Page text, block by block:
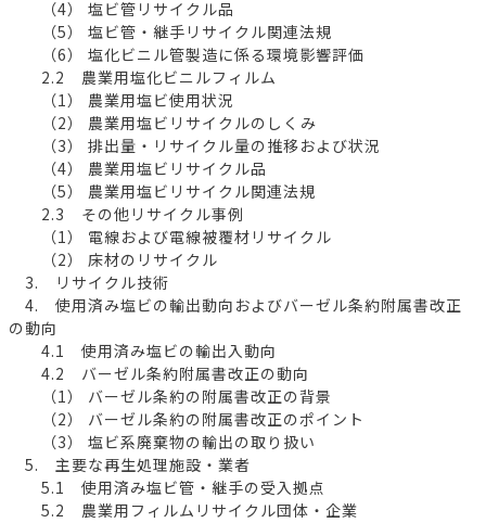
（4） 塩ビ管リサイクル品
（5） 塩ビ管・継手リサイクル関連法規
（6） 塩化ビニル管製造に係る環境影響評価
2.2 農業用塩化ビニルフィルム
（1） 農業用塩ビ使用状況
（2） 農業用塩ビリサイクルのしくみ
（3） 排出量・リサイクル量の推移および状況
（4） 農業用塩ビリサイクル品
（5） 農業用塩ビリサイクル関連法規
2.3 その他リサイクル事例
（1） 電線および電線被覆材リサイクル
（2） 床材のリサイクル
3. リサイクル技術
4. 使用済み塩ビの輸出動向およびバーゼル条約附属書改正
の動向
4.1 使用済み塩ビの輸出入動向
4.2 バーゼル条約附属書改正の動向
（1） バーゼル条約の附属書改正の背景
（2） バーゼル条約の附属書改正のポイント
（3） 塩ビ系廃棄物の輸出の取り扱い
5. 主要な再生処理施設・業者
5.1 使用済み塩ビ管・継手の受入拠点
5.2 農業用フィルムリサイクル団体・企業